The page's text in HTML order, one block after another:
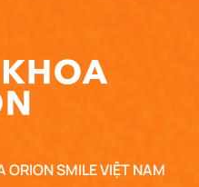
ORION SMILE VIỆT NAM